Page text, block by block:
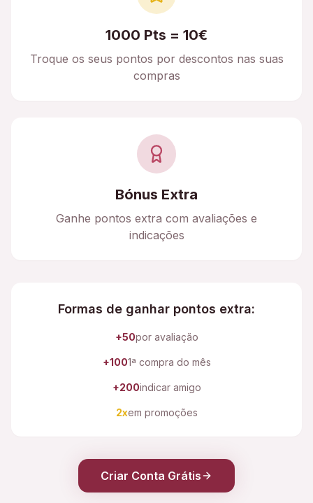
1000 Pts = 10€
Troque os seus pontos por descontos nas suas
compras
Bónus Extra
Ganhe pontos extra com avaliações e
indicações
Formas de ganhar pontos extra:
+50por avaliação
+1001ª compra do mês
+200indicar amigo
2xem promoções
Criar Conta Grátis